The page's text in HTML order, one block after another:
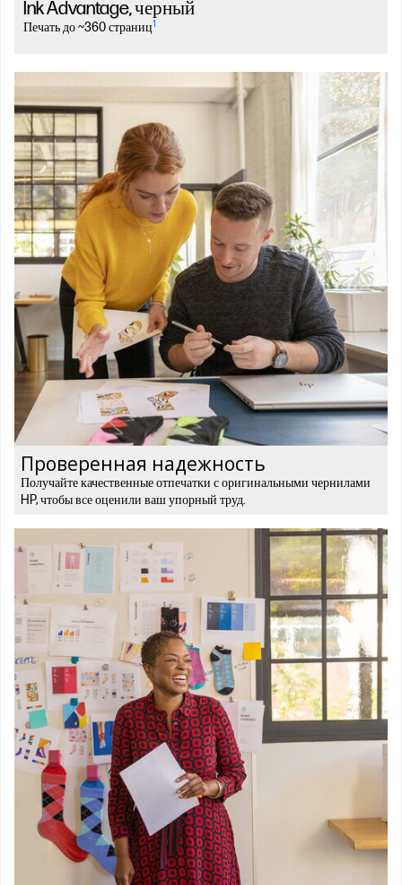
Ink Advantage, черный
Печать до ~360 страниц1
Проверенная надежность
Получайте качественные отпечатки с оригинальными чернилами
HP, чтобы все оценили ваш упорный труд.